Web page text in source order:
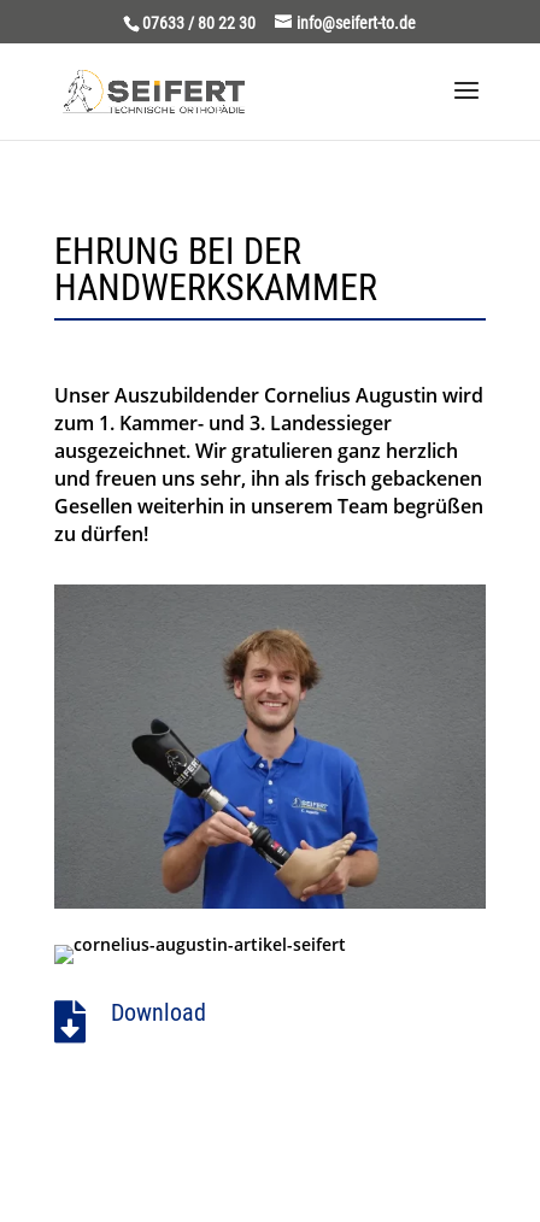
07633 / 80 22 30 info@seifert-to.de
EHRUNG BEI DER
HANDWERKSKAMMER
Unser Auszubildender Cornelius Augustin wird
zum 1. Kammer- und 3. Landessieger
ausgezeichnet. Wir gratulieren ganz herzlich
und freuen uns sehr, ihn als frisch gebackenen
Gesellen weiterhin in unserem Team begrüßen
zu dürfen!
 Download